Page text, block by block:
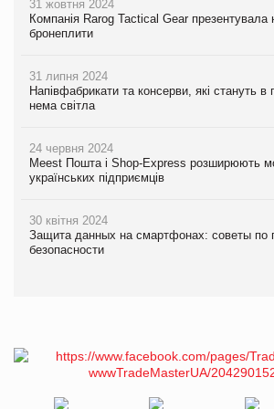
31 жовтня 2024
Компанія Rarog Tactical Gear презентувала
бронеплити
31 липня 2024
Напівфабрикати та консерви, які стануть в
нема світла
24 червня 2024
Meest Пошта і Shop-Express розширюють
українських підприємців
30 квітня 2024
Защита данных на смартфонах: советы
безопасности